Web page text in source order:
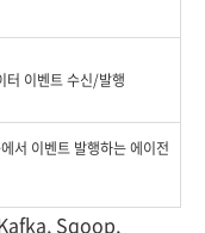
이벤트 수신/발행
이벤트 발행하는 에이전
Sqoop,